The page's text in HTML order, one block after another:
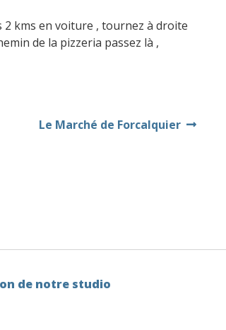
2 kms en voiture , tournez à droite
de la pizzeria passez là ,
Le Marché de Forcalquier
de notre studio